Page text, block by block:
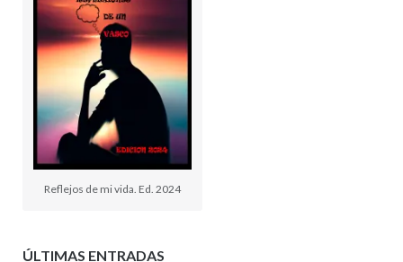
Reflejos de mi vida. Ed. 2024
ÚLTIMAS ENTRADAS